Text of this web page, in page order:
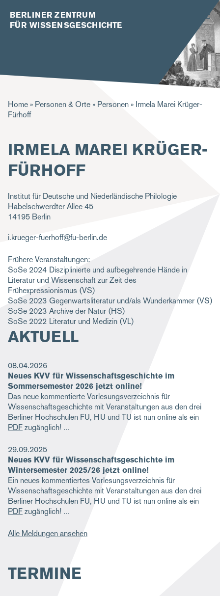
BERLINER ZENTRUM
FÜR WISSENSGESCHICHTE
P
f
d
n
v
i
g
t
i
o
n
Home Personen & Orte Personen
Irmela Marei Krüger-
Fürhoff
IRMELA MAREI KRÜGER-
FÜRHOFF
Institut für Deutsche und Niederländische Philologie
Habelschwerdter Allee 45
14195 Berlin
i.krueger-fuerhoff@fu-berlin.de
Frühere Veranstaltungen:
SoSe 2024 Disziplinierte und aufbegehrende Hände in
Literatur und Wissenschaft zur Zeit des
Frühexpressionismus (VS)
SoSe 2023 Gegenwartsliteratur und/als Wunderkammer (VS)
SoSe 2023 Archive der Natur (HS)
SoSe 2022 Literatur und Medizin (VL)
AKTUELL
08.04.2026
Neues KVV für Wissenschaftsgeschichte im
Sommersemester 2026 jetzt online!
Das neue kommentierte Vorlesungsverzeichnis für
Wissenschaftsgeschichte mit Veranstaltungen aus den drei
Berliner Hochschulen FU, HU und TU ist nun online als ein
PDFzugänglich!
29.09.2025
Neues KVV für Wissenschaftsgeschichte im
Wintersemester 2025/26 jetzt online!
Ein neues kommentiertes Vorlesungsverzeichnis für
Wissenschaftsgeschichte mit Veranstaltungen aus den drei
Berliner Hochschulen FU, HU und TU ist nun online als ein
PDFzugänglich!
Alle Meldungen ansehen
TERMINE